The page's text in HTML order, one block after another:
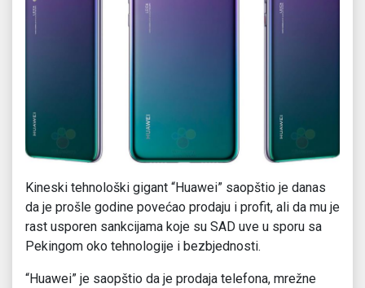
Kineski tehnološki gigant “Huawei” saopštio je danas
da je prošle godine povećao prodaju i profit, ali da mu je
rast usporen sankcijama koje su SAD uve u sporu sa
Pekingom oko tehnologije i bezbjednosti.
“Huawei” je saopštio da je prodaja telefona, mrežne